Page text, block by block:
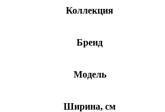
Коллекция
Бренд
Модель
Ширина, см